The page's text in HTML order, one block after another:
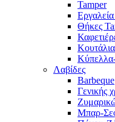
Tamper
Θήκες
Λαβίδες
Barbeque
Γενικής
Μπαρ-